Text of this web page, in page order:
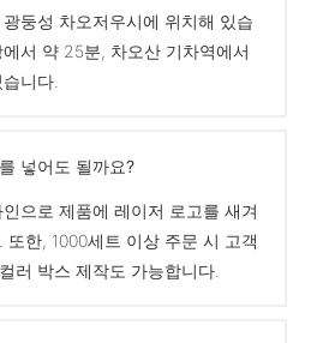
둥성 차오저우시에 위치해 있습
서 약 25분, 차오산 기차역에서
니다.
넣어도 될까요?
으로 제품에 레이저 로고를 새겨
또한, 1000세트 이상 주문 시 고객
러 박스 제작도 가능합니다.